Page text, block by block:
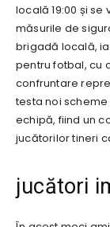
locală 19:00 și
măsurile de
brigadă locală,
pentru fotbal, cu
confruntare
testa noi
echipă, fiind un
jucătorilor tineri
jucători